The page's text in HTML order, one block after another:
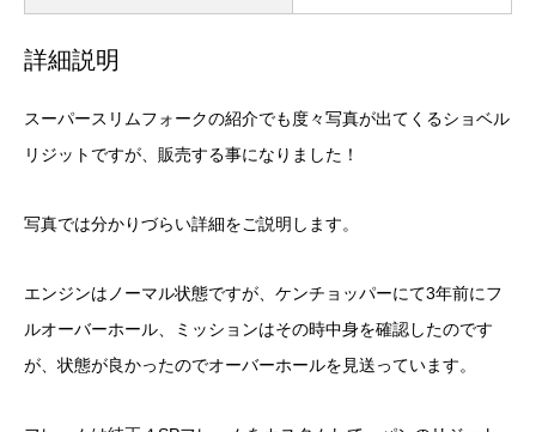
詳細説明
スーパースリムフォークの紹介でも度々写真が出てくるショベル
リジットですが、販売する事になりました！
写真では分かりづらい詳細をご説明します。
エンジンはノーマル状態ですが、ケンチョッパーにて3年前にフ
ルオーバーホール、ミッションはその時中身を確認したのです
が、状態が良かったのでオーバーホールを見送っています。